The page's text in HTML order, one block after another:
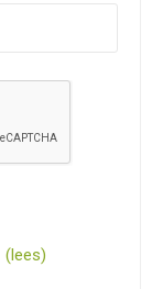
(lees)